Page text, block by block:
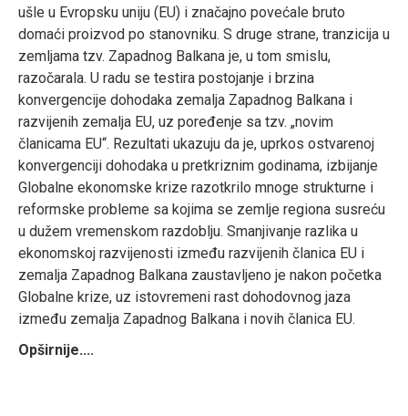
ušle u Evropsku uniju (EU) i značajno povećale bruto
domaći proizvod po stanovniku. S druge strane, tranzicija u
zemljama tzv. Zapadnog Balkana je, u tom smislu,
razočarala. U radu se testira postojanje i brzina
konvergencije dohodaka zemalja Zapadnog Balkana i
razvijenih zemalja EU, uz poređenje sa tzv. „novim
članicama EU“. Rezultati ukazuju da je, uprkos ostvarenoj
konvergenciji dohodaka u pretkriznim godinama, izbijanje
Globalne ekonomske krize razotkrilo mnoge strukturne i
reformske probleme sa kojima se zemlje regiona susreću
u dužem vremenskom razdoblju. Smanjivanje razlika u
ekonomskoj razvijenosti između razvijenih članica EU i
zemalja Zapadnog Balkana zaustavljeno je nakon početka
Globalne krize, uz istovremeni rast dohodovnog jaza
između zemalja Zapadnog Balkana i novih članica EU.
Opširnije....